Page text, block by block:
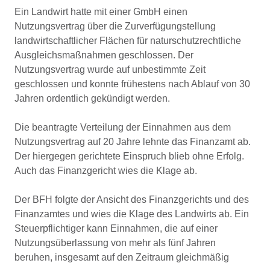
Ein Landwirt hatte mit einer GmbH einen
Nutzungsvertrag über die Zurverfügungstellung
landwirtschaftlicher Flächen für naturschutzrechtliche
Ausgleichsmaßnahmen geschlossen. Der
Nutzungsvertrag wurde auf unbestimmte Zeit
geschlossen und konnte frühestens nach Ablauf von 30
Jahren ordentlich gekündigt werden.
Die beantragte Verteilung der Einnahmen aus dem
Nutzungsvertrag auf 20 Jahre lehnte das Finanzamt ab.
Der hiergegen gerichtete Einspruch blieb ohne Erfolg.
Auch das Finanzgericht wies die Klage ab.
Der BFH folgte der Ansicht des Finanzgerichts und des
Finanzamtes und wies die Klage des Landwirts ab. Ein
Steuerpflichtiger kann Einnahmen, die auf einer
Nutzungsüberlassung von mehr als fünf Jahren
beruhen, insgesamt auf den Zeitraum gleichmäßig